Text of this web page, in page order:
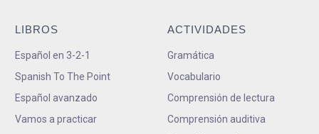
LIBROS
Español en 3-2-1
Spanish To The Point
Español avanzado
Vamos a practicar
ACTIVIDADES
Gramática
Vocabulario
Comprensión de lectura
Comprensión auditiva